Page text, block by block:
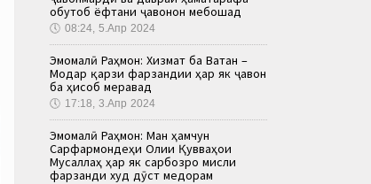
обутоб ёфтани ҷавонон мебошад
🕔 08:24, 5.Апр 2024
Эмомалӣ Раҳмон: Хизмат ба Ватан –
Модар қарзи фарзандии ҳар як ҷавон
ба ҳисоб меравад
🕔 17:18, 3.Апр 2024
Эмомалӣ Раҳмон: Ман ҳамчун
Сарфармондеҳи Олии Қувваҳои
Мусаллаҳ ҳар як сарбозро мисли
фарзанди худ дӯст медорам